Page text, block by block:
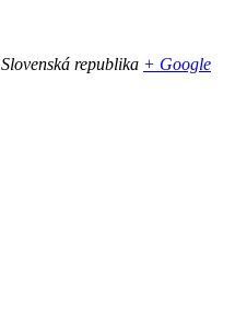
Slovenská republika + Google